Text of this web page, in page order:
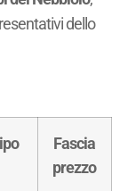
dello
Fascia
prezzo